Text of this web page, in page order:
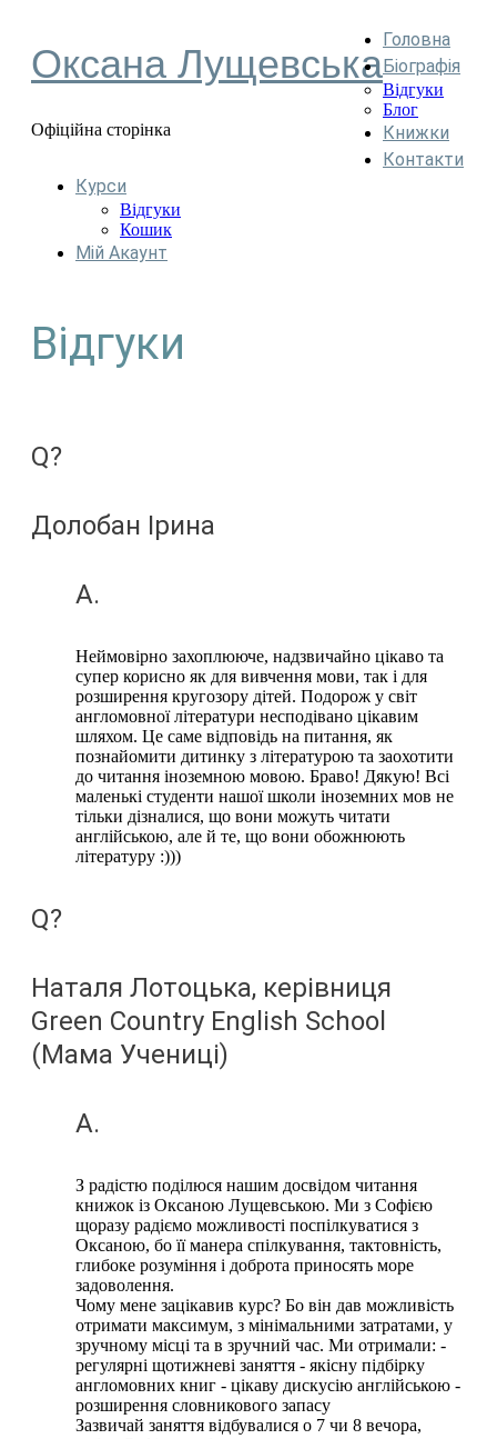
Оксана Лущевська
Офіційна сторінка
Головна
Біографія
Відгуки
Блог
Книжки
Контакти
Курси
Відгуки
Кошик
Мій Акаунт
Відгуки
Q?
Долобан Ірина
A.
Неймовірно захоплююче, надзвичайно цікаво та
супер корисно як для вивчення мови, так і для
розширення кругозору дітей. Подорож у світ
англомовної літератури несподівано цікавим
шляхом. Це саме відповідь на питання, як
познайомити дитинку з літературою та заохотити
до читання іноземною мовою. Браво! Дякую! Всі
маленькі студенти нашої школи іноземних мов не
тільки дізналися, що вони можуть читати
англійською, але й те, що вони обожнюють
літературу :)))
Q?
Наталя Лотоцька, керівниця
Green Country English School
(Мама Учениці)
A.
З радістю поділюся нашим досвідом читання
книжок із Оксаною Лущевською. Ми з Софією
щоразу радіємо можливості поспілкуватися з
Оксаною, бо її манера спілкування, тактовність,
глибоке розуміння і доброта приносять море
задоволення.
Чому мене зацікавив курс? Бо він дав можливість
отримати максимум, з мінімальними затратами, у
зручному місці та в зручний час. Ми отримали: -
регулярні щотижневі заняття - якісну підбірку
англомовних книг - цікаву дискусію англійською -
розширення словникового запасу
Зазвичай заняття відбувалися о 7 чи 8 вечора,